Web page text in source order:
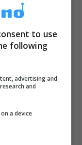
to use
following
advertising and
and
a device